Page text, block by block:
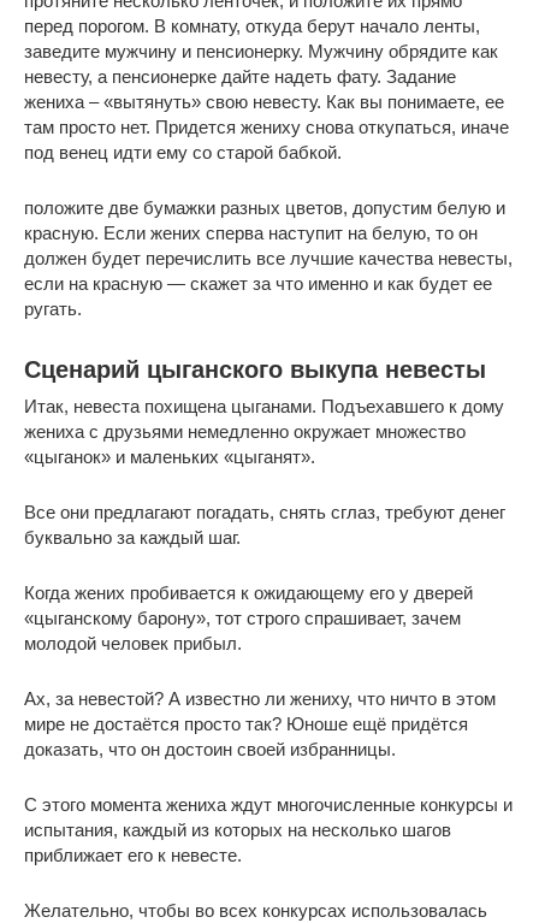
перед порогом. В комнату, откуда берут начало ленты,
заведите мужчину и пенсионерку. Мужчину обрядите как
невесту, а пенсионерке дайте надеть фату. Задание
жениха – «вытянуть» свою невесту. Как вы понимаете, ее
там просто нет. Придется жениху снова откупаться, иначе
под венец идти ему со старой бабкой.
положите две бумажки разных цветов, допустим белую и
красную. Если жених сперва наступит на белую, то он
должен будет перечислить все лучшие качества невесты,
если на красную — скажет за что именно и как будет ее
ругать.
Сценарий цыганского выкупа невесты
Итак, невеста похищена цыганами. Подъехавшего к дому
жениха с друзьями немедленно окружает множество
«цыганок» и маленьких «цыганят».
Все они предлагают погадать, снять сглаз, требуют денег
буквально за каждый шаг.
Когда жених пробивается к ожидающему его у дверей
«цыганскому барону», тот строго спрашивает, зачем
молодой человек прибыл.
Ах, за невестой? А известно ли жениху, что ничто в этом
мире не достаётся просто так? Юноше ещё придётся
доказать, что он достоин своей избранницы.
С этого момента жениха ждут многочисленные конкурсы и
испытания, каждый из которых на несколько шагов
приближает его к невесте.
Желательно, чтобы во всех конкурсах использовалась